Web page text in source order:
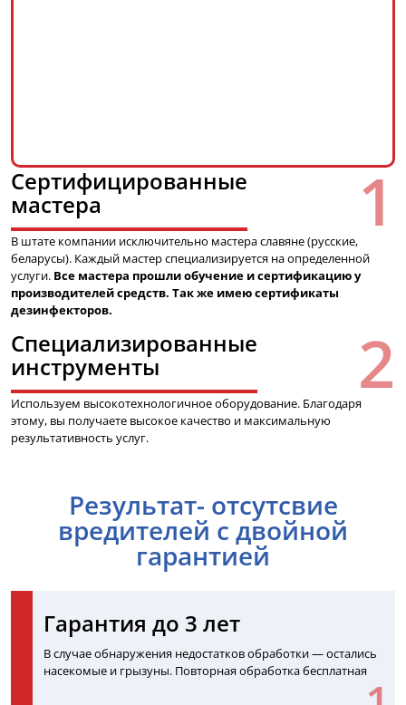
Сертифицированные
мастера
В штате компании исключительно мастера славяне (русские,
беларусы). Каждый мастер специализируется на определенной
услуги. Все мастера прошли обучение и сертификацию у
производителей средств. Так же имею сертификаты
дезинфекторов.
Специализированные
инструменты
Используем высокотехнологичное оборудование. Благодаря
этому, вы получаете высокое качество и максимальную
результативность услуг.
Результат- отсутсвие
вредителей с двойной
гарантией
Гарантия до 3 лет
В случае обнаружения недостатков обработки — остались
насекомые и грызуны. Повторная обработка бесплатная